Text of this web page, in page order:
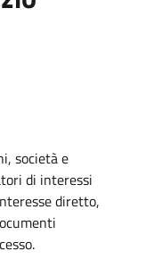
società e
di interessi
diretto,